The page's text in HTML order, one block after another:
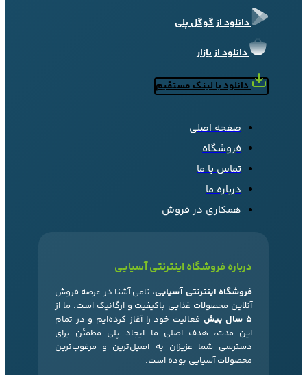
دانلود از گوگل پلی
دانلود از بازار
دانلود با لینک مستقیم
صفحه اصلی
فروشگاه
تماس با ما
درباره ما
همکاری در فروش
درباره فروشگاه اینترنتی آسیایی
فروشگاه اینترنتی آسیایی، نامی آشنا در عرصه فروش
آنلاین محصولات غذایی باکیفیت و ارگانیک است. ما از
۵ سال پیش
فعالیت خود را آغاز کرده‌ایم و در تمام
این مدت، هدف اصلی ما ایجاد پلی مطمئن برای
دسترسی شما عزیزان به اصیل‌ترین و مرغوب‌ترین
محصولات آسیایی بوده است.